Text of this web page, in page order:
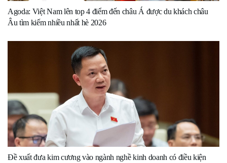
Agoda: Việt Nam lên top 4 điểm đến châu Á được du khách châu
Âu tìm kiếm nhiều nhất hè 2026
Đề xuất đưa kim cương vào ngành nghề kinh doanh có điều kiện